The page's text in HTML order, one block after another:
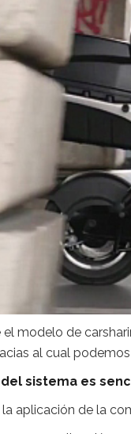
el modelo de
al cual
sistema es
aplicación de la